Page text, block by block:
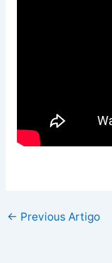
← Previous Artigo